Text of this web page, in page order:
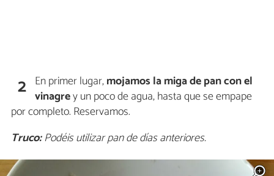
2 En primer lugar,mojamos la miga de pan con el
vinagrey un poco de agua, hasta que se empape
por completo. Reservamos.
Truco:Podéis utilizar pan de días anteriores.